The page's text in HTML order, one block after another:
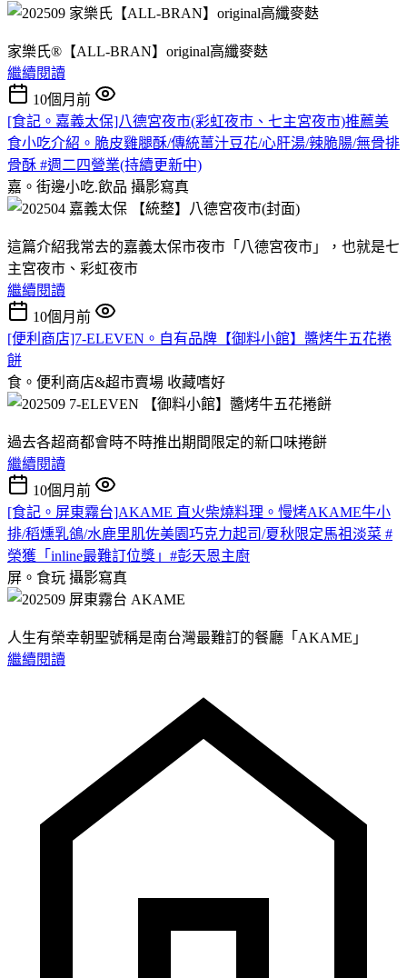
家樂氏®【ALL-BRAN】original高纖麥麩
繼續閱讀
10個月前
[食記。嘉義太保]八德宮夜市(彩虹夜市、七主宮夜市)推薦美
食小吃介紹。脆皮雞腿酥/傳統薑汁豆花/心肝湯/辣脆腸/無骨排
骨酥 #週二四營業(持續更新中)
嘉。街邊小吃.飲品 攝影寫真
這篇介紹我常去的嘉義太保市夜市「八德宮夜市」，也就是七
主宮夜市、彩虹夜市
繼續閱讀
10個月前
[便利商店]7-ELEVEN。自有品牌【御料小館】醬烤牛五花捲
餅
食。便利商店&超市賣場 收藏嗜好
過去各超商都會時不時推出期間限定的新口味捲餅
繼續閱讀
10個月前
[食記。屏東霧台]AKAME 直火柴燒料理。慢烤AKAME牛小
排/稻燻乳鴿/水鹿里肌佐美園巧克力起司/夏秋限定馬祖淡菜 #
榮獲「inline最難訂位獎」#彭天恩主廚
屏。食玩 攝影寫真
人生有榮幸朝聖號稱是南台灣最難訂的餐廳「AKAME」
繼續閱讀